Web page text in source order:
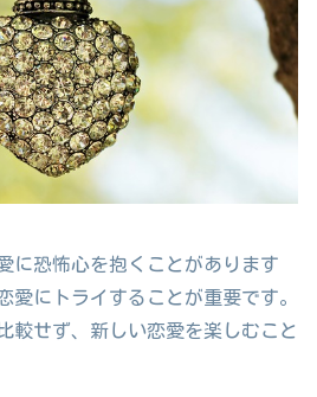
に恐怖心を抱くことがあります
愛にトライすることが重要です。
較せず、新しい恋愛を楽しむこと